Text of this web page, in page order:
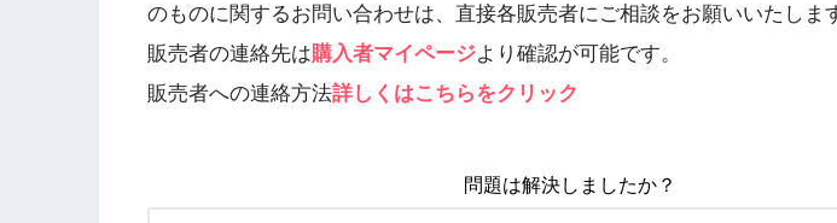
のものに関するお問い合わせは、直接各販売者にご相談をお願いいたしま
販売者の連絡先は購入者マイページより確認が可能です。
販売者への連絡方法詳しくはこちらをクリック
問題は解決しましたか？